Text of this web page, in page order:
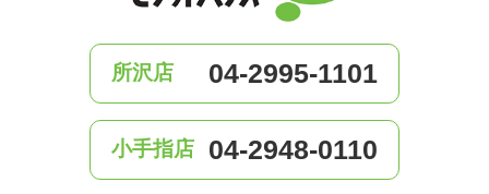
所沢店 04-2995-1101
小手指店 04-2948-0110